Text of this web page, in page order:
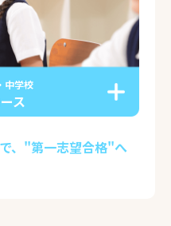
中学校
ス
、"第一志望合格"へ